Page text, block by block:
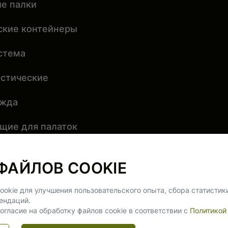
палки
контейнеры
для палаток
рыбалки
COOKIE
для улучшения пользовательского опыта, сбора
на обработку файлов cookie в соответствии с